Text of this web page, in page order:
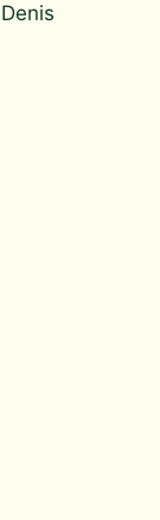
Denis